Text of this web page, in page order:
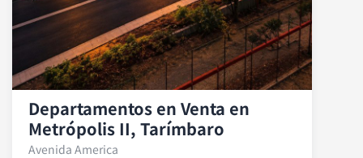
Departamentos en Venta en
Metrópolis II, Tarímbaro
Avenida America